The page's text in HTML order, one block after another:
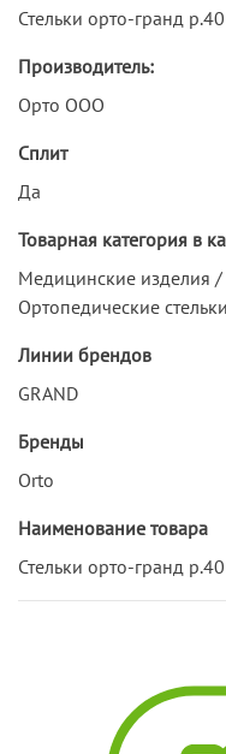
Стельки орто-гранд р.40
Производитель:
Орто ООО
Сплит
Да
Товарная категория в
Медицинские изделия
Ортопедические стельки
Линии брендов
GRAND
Бренды
Orto
Наименование товара
Стельки орто-гранд р.40